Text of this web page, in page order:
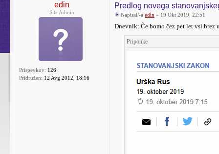
edin
Site Admin
Prispevkov: 126
Pridružen: 12 Avg 2012, 18:16
Predlog novega
Napisal/-a edin » 19 Okt 2019, 22:51
Dnevnik: Če bomo čez pet let vsi brez
Priponke